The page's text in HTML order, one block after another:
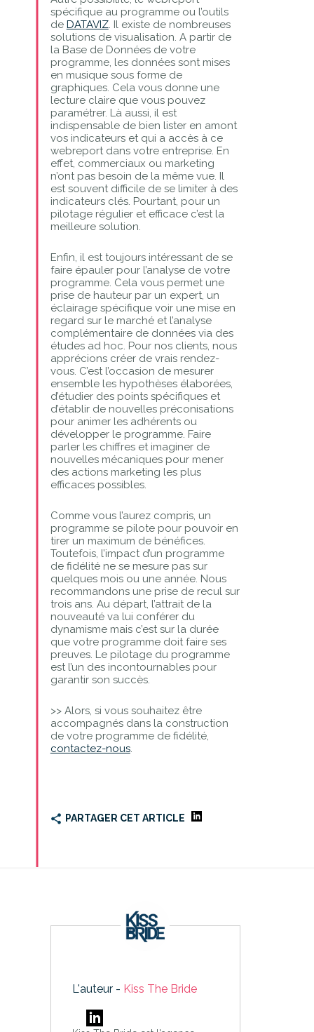
spécifique au programme ou l’outils
de DATAVIZ. Il existe de nombreuses
solutions de visualisation. A partir de
la Base de Données de votre
programme, les données sont mises
en musique sous forme de
graphiques. Cela vous donne une
lecture claire que vous pouvez
paramétrer. Là aussi, il est
indispensable de bien lister en amont
vos indicateurs et qui a accès à ce
webreport dans votre entreprise. En
effet, commerciaux ou marketing
n’ont pas besoin de la même vue. Il
est souvent difficile de se limiter à des
indicateurs clés. Pourtant, pour un
pilotage régulier et efficace c’est la
meilleure solution.
Enfin, il est toujours intéressant de se
faire épauler pour l’analyse de votre
programme. Cela vous permet une
prise de hauteur par un expert, un
éclairage spécifique voir une mise en
regard sur le marché et l’analyse
complémentaire de données via des
études ad hoc. Pour nos clients, nous
apprécions créer de vrais rendez-
vous. C’est l’occasion de mesurer
ensemble les hypothèses élaborées,
d’étudier des points spécifiques et
d’établir de nouvelles préconisations
pour animer les adhérents ou
développer le programme. Faire
parler les chiffres et imaginer de
nouvelles mécaniques pour mener
des actions marketing les plus
efficaces possibles.
Comme vous l’aurez compris, un
programme se pilote pour pouvoir en
tirer un maximum de bénéfices.
Toutefois, l’impact d’un programme
de fidélité ne se mesure pas sur
quelques mois ou une année. Nous
recommandons une prise de recul sur
trois ans. Au départ, l’attrait de la
nouveauté va lui conférer du
dynamisme mais c’est sur la durée
que votre programme doit faire ses
preuves. Le pilotage du programme
est l’un des incontournables pour
garantir son succès.
>> Alors, si vous souhaitez être
accompagnés dans la construction
de votre programme de fidélité,
contactez-nous.
PARTAGER CET ARTICLE
L'auteur - Kiss The Bride